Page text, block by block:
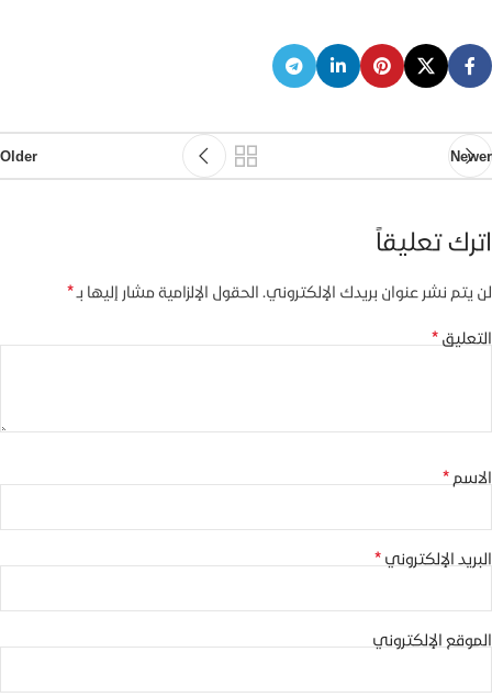
Newer
Older
اترك تعليقاً
لن يتم نشر عنوان بريدك الإلكتروني. الحقول الإلزامية مشار إليها بـ *
التعليق *
الاسم *
البريد الإلكتروني *
الموقع الإلكتروني